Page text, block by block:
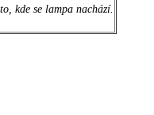
kde se lampa nachází.